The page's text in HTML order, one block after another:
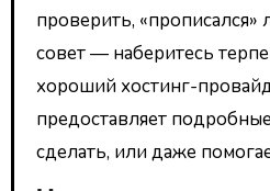
проверить,
совет — наберитесь
хороший хостинг-
предоставляет
сделать, или даже